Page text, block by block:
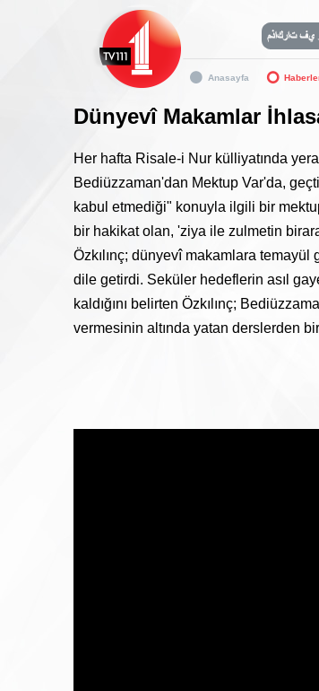
Anasayfa
Dünyevî Makamlar
Her hafta Risale-i Nur külliyatında
Bediüzzaman'dan Mektup Var'da,
kabul etmediği" konuyla ilgili bir
bir hakikat olan, 'ziya ile zulmetin
Özkılınç; dünyevî makamlara temayül
dile getirdi. Seküler hedeflerin asıl
kaldığını belirten Özkılınç;
vermesinin altında yatan derslerden